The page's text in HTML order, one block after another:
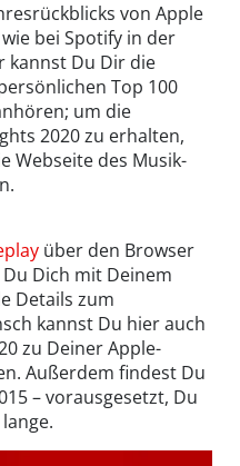
von Apple
bei Spotify in der
kannst Du Dir die
Top 100
um die
2020 zu erhalten,
Webseite des Musik-
über den Browser
Dich mit Deinem
Details zum
kannst Du hier auch
zu Deiner Apple-
Außerdem findest Du
– vorausgesetzt, Du